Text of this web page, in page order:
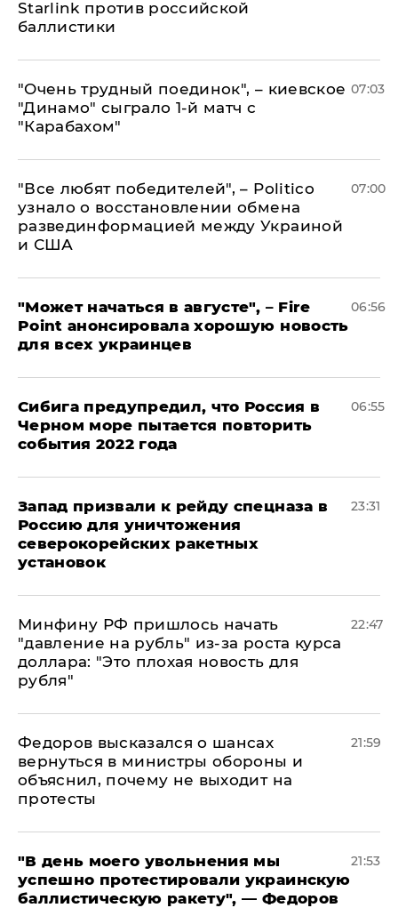
Starlink против российской
баллистики
"Очень трудный поединок", – киевское
"Динамо" сыграло 1-й матч с
"Карабахом"
07:03
​"Все любят победителей", – Politico
узнало о восстановлении обмена
развединформацией между Украиной
и США
07:00
"Может начаться в августе", – Fire
Point анонсировала хорошую новость
для всех украинцев
06:56
Сибига предупредил, что Россия в
Черном море пытается повторить
события 2022 года
06:55
Запад призвали к рейду спецназа в
Россию для уничтожения
северокорейских ракетных
установок
23:31
Минфину РФ пришлось начать
"давление на рубль" из-за роста курса
доллара: "Это плохая новость для
рубля"
22:47
Федоров высказался о шансах
вернуться в министры обороны и
объяснил, почему не выходит на
протесты
21:59
​"В день моего увольнения мы
успешно протестировали украинскую
баллистическую ракету", — Федоров
21:53